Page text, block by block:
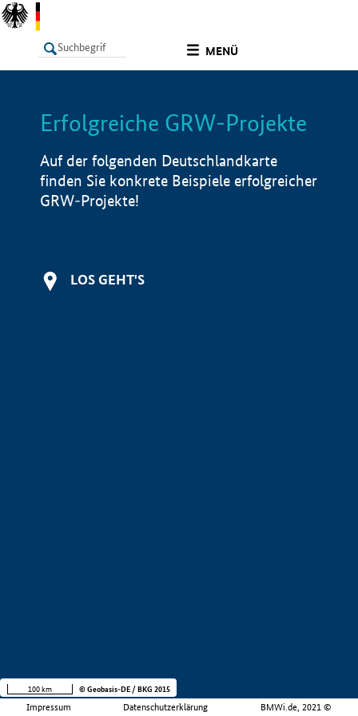
MENÜ
LISTE Info
Erfolgreiche GRW-Projekte
Auf der folgenden Deutschlandkarte
finden Sie konkrete Beispiele erfolgreicher
GRW-Projekte!
LOS GEHT'S
Impressum Datenschutzerklärung BMWi.de, 2021 ©
100 km © Geobasis-DE / BKG 2015